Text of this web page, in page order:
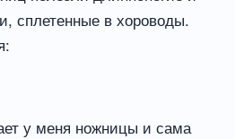
сплетенные в хороводы.
у меня ножницы и сама